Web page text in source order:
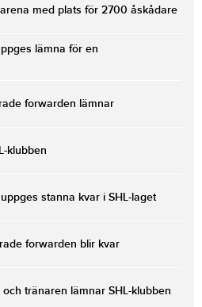
med plats för 2700 åskådare
lämna för en
forwarden lämnar
klubben
stanna kvar i SHL-laget
forwarden blir kvar
tränaren lämnar SHL-klubben